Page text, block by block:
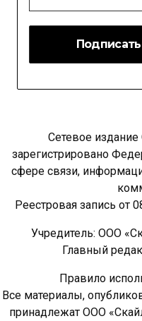
Сетевое
зарегистрировано
сфере связи,
Реестровая запись
Учредитель: ООО
Главный
Правило
Все материалы,
принадлежат ООО